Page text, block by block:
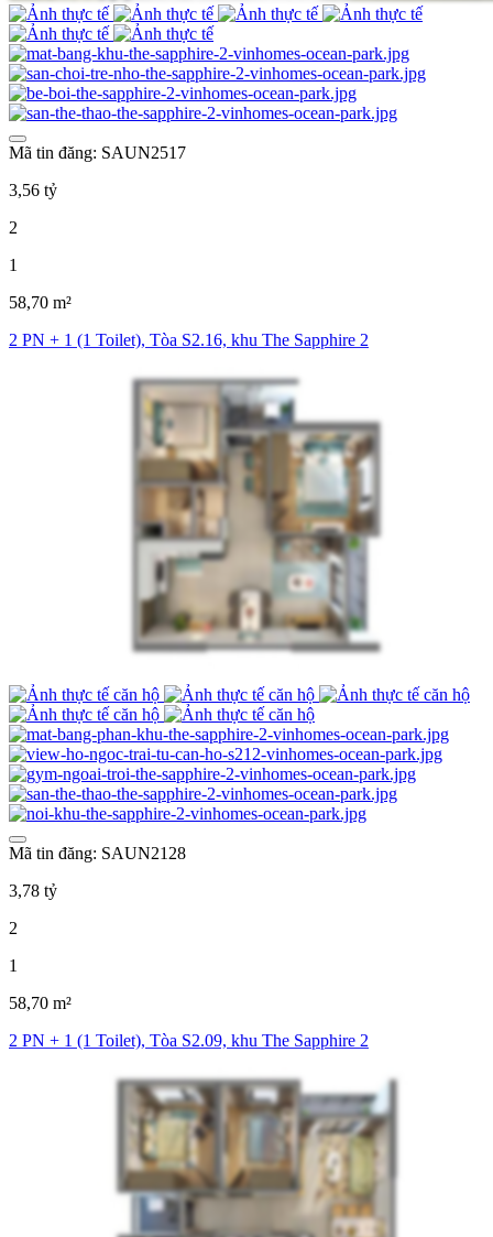
Mã tin đăng: SAUN2517
3,56 tỷ
2
1
58,70 m²
2 PN + 1 (1 Toilet), Tòa S2.16, khu The Sapphire 2
Mã tin đăng: SAUN2128
3,78 tỷ
2
1
58,70 m²
2 PN + 1 (1 Toilet), Tòa S2.09, khu The Sapphire 2